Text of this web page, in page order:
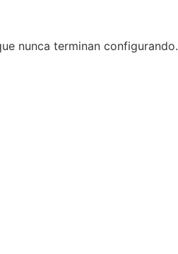
nunca terminan configurando.